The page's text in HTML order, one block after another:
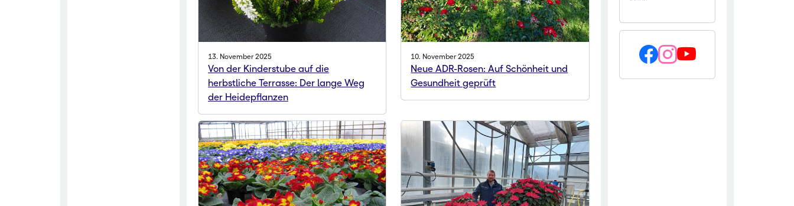
13. November 2025
Von der Kinderstube auf die
herbstliche Terrasse: Der lange Weg
der Heidepflanzen
10. November 2025
Neue ADR-Rosen: Auf Schönheit und
Gesundheit geprüft